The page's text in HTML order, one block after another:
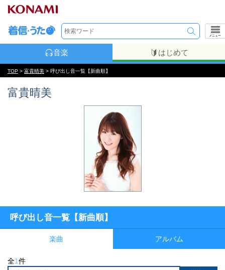
メニュー
音楽 はじめて
TOP > 富貴晴美 > 呼び出し音一覧【新曲順】
富貴晴美
呼び出し音一覧【新曲順】
楽曲 アルバム
全1件